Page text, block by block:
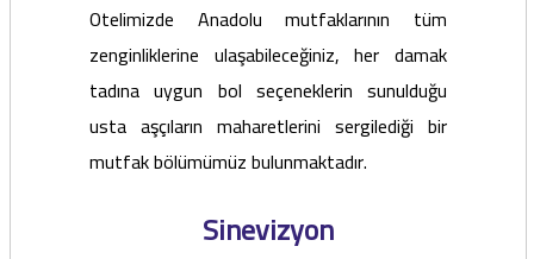
Otelimizde Anadolu mutfaklarının tüm
zenginliklerine ulaşabileceğiniz, her damak
tadına uygun bol seçeneklerin sunulduğu
usta aşçıların maharetlerini sergilediği bir
mutfak bölümümüz bulunmaktadır.
Sinevizyon